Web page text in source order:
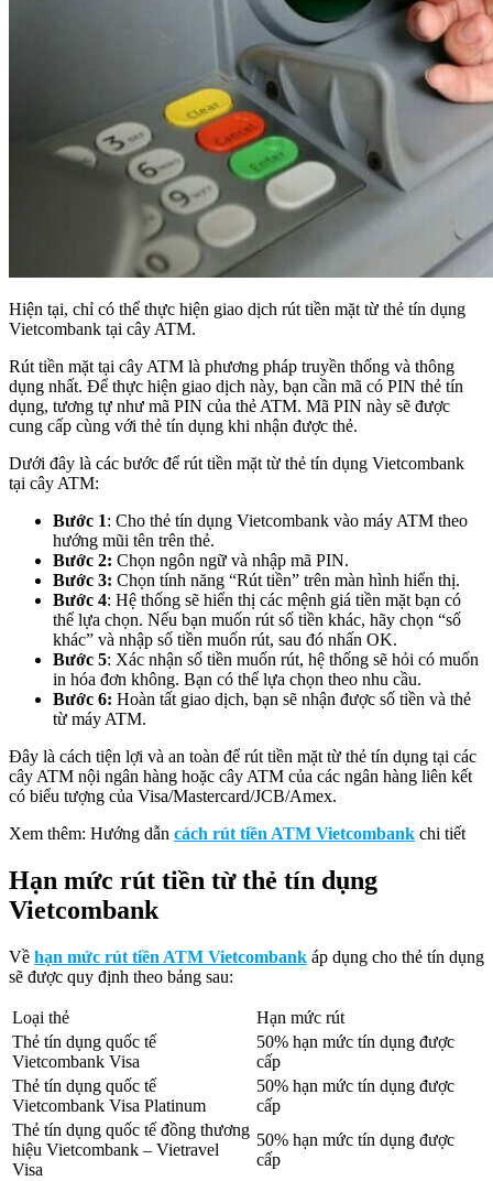
Hiện tại, chỉ có thể thực hiện giao dịch rút tiền mặt từ thẻ tín dụng
Vietcombank tại cây ATM.
Rút tiền mặt tại cây ATM là phương pháp truyền thống và thông
dụng nhất. Để thực hiện giao dịch này, bạn cần mã có PIN thẻ tín
dụng, tương tự như mã PIN của thẻ ATM. Mã PIN này sẽ được
cung cấp cùng với thẻ tín dụng khi nhận được thẻ.
Dưới đây là các bước để rút tiền mặt từ thẻ tín dụng Vietcombank
tại cây ATM:
Bước 1: Cho thẻ tín dụng Vietcombank vào máy ATM theo
hướng mũi tên trên thẻ.
Bước 2: Chọn ngôn ngữ và nhập mã PIN.
Bước 3: Chọn tính năng “Rút tiền” trên màn hình hiển thị.
Bước 4: Hệ thống sẽ hiển thị các mệnh giá tiền mặt bạn có
thể lựa chọn. Nếu bạn muốn rút số tiền khác, hãy chọn “số
khác” và nhập số tiền muốn rút, sau đó nhấn OK.
Bước 5: Xác nhận số tiền muốn rút, hệ thống sẽ hỏi có muốn
in hóa đơn không. Bạn có thể lựa chọn theo nhu cầu.
Bước 6: Hoàn tất giao dịch, bạn sẽ nhận được số tiền và thẻ
từ máy ATM.
Đây là cách tiện lợi và an toàn để rút tiền mặt từ thẻ tín dụng tại các
cây ATM nội ngân hàng hoặc cây ATM của các ngân hàng liên kết
có biểu tượng của Visa/Mastercard/JCB/Amex.
Xem thêm: Hướng dẫn cách rút tiền ATM Vietcombank chi tiết
Hạn mức rút tiền từ thẻ tín dụng
Vietcombank
Về hạn mức rút tiền ATM Vietcombank áp dụng cho thẻ tín dụng
sẽ được quy định theo bảng sau:
Loại thẻ
Hạn mức rút
Thẻ tín dụng quốc tế
Vietcombank Visa
50% hạn mức tín dụng được
cấp
Thẻ tín dụng quốc tế
Vietcombank Visa Platinum
50% hạn mức tín dụng được
cấp
Thẻ tín dụng quốc tế đồng thương
hiệu Vietcombank – Vietravel
Visa
50% hạn mức tín dụng được
cấp